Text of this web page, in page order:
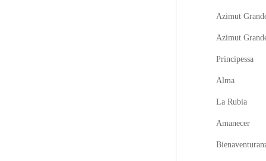
Azimut
Azimut
Principessa
Alma
La Rubia
Amanecer